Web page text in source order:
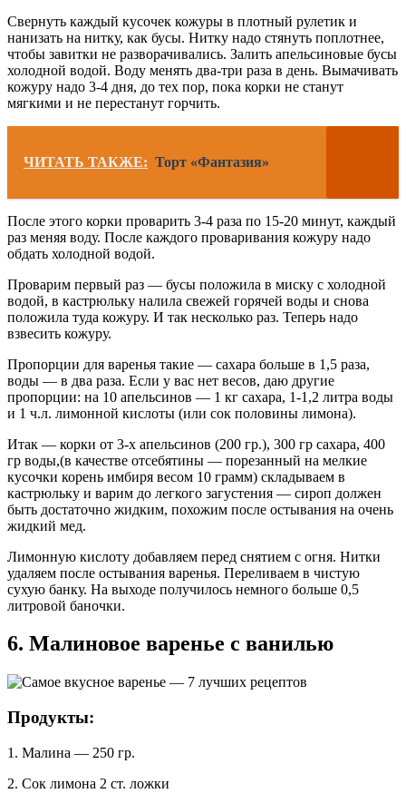
Свернуть каждый кусочек кожуры в плотный рулетик и
нанизать на нитку, как бусы. Нитку надо стянуть поплотнее,
чтобы завитки не разворачивались. Залить апельсиновые бусы
холодной водой. Воду менять два-три раза в день. Вымачивать
кожуру надо 3-4 дня, до тех пор, пока корки не станут
мягкими и не перестанут горчить.
ЧИТАТЬ ТАКЖЕ: Торт «Фантазия»
После этого корки проварить 3-4 раза по 15-20 минут, каждый
раз меняя воду. После каждого проваривания кожуру надо
обдать холодной водой.
Проварим первый раз — бусы положила в миску с холодной
водой, в кастрюльку налила свежей горячей воды и снова
положила туда кожуру. И так несколько раз. Теперь надо
взвесить кожуру.
Пропорции для варенья такие — сахара больше в 1,5 раза,
воды — в два раза. Если у вас нет весов, даю другие
пропорции: на 10 апельсинов — 1 кг сахара, 1-1,2 литра воды
и 1 ч.л. лимонной кислоты (или сок половины лимона).
Итак — корки от 3-х апельсинов (200 гр.), 300 гр сахара, 400
гр воды,(в качестве отсебятины — порезанный на мелкие
кусочки корень имбиря весом 10 грамм) складываем в
кастрюльку и варим до легкого загустения — сироп должен
быть достаточно жидким, похожим после остывания на очень
жидкий мед.
Лимонную кислоту добавляем перед снятием с огня. Нитки
удаляем после остывания варенья. Переливаем в чистую
сухую банку. На выходе получилось немного больше 0,5
литровой баночки.
6. Малиновое варенье с ванилью
Продукты:
1. Малина — 250 гр.
2. Сок лимона 2 ст. ложки